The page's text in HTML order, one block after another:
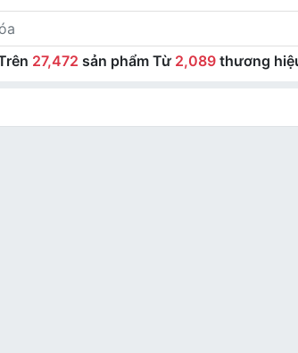
27,472 sản phẩm Từ 2,089thương